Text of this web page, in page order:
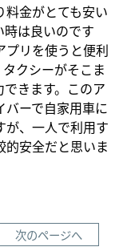
金がとても安い
は良いのです
プリを使うと便利
クシーがそこま
きます。このア
バーで自家用車に
が、一人で利用す
的安全だと思いま
次のページへ